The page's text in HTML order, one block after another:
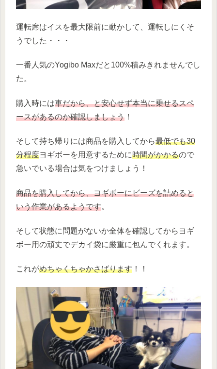
運転席はイスを最大限前に動かして、運転しにくそ
うでした・・・
一番人気のYogibo Maxだと100%積みきれませんでし
た。
購入時には車だから、と安心せず本当に乗せるスペ
ースがあるのか確認しましょう ！
そして持ち帰りには商品を購入してから最低でも30
分程度ヨギボーを用意するために時間がかかるので
急いでいる場合は気をつけましょう！
商品を購入してから、ヨギボーにビーズを詰めると
いう作業があるようです。
そして状態に問題がないか全体を確認してからヨギ
ボー用の頑丈でデカイ袋に厳重に包んでくれます。
これがめちゃくちゃかさばります ！！